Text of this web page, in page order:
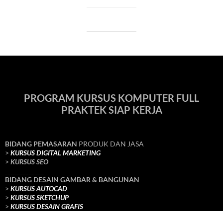
PROGRAM KURSUS KOMPUTER FULL
PRAKTEK SIAP KERJA
BIDANG PEMASARAN PRODUK DAN JASA
> KURSUS DIGITAL MARKETING
> KURSUS SEO
BIDANG DESAIN GAMBAR & BANGUNAN
> KURSUS AUTOCAD
> KURSUS SKETCHUP
> KURSUS DESAIN GRAFIS